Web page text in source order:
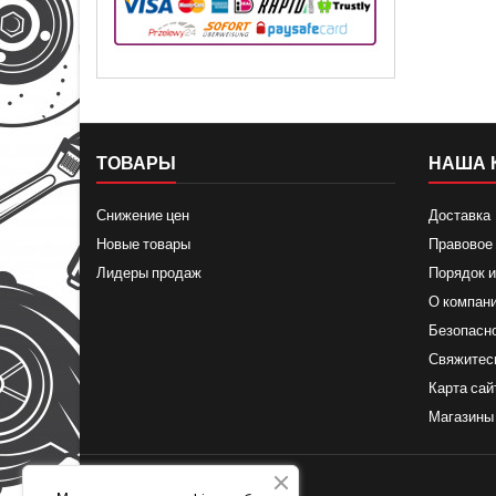
ТОВАРЫ
Снижение цен
Новые товары
Лидеры продаж
НАША
Доставка
Порядок
О
Карта
Магазины